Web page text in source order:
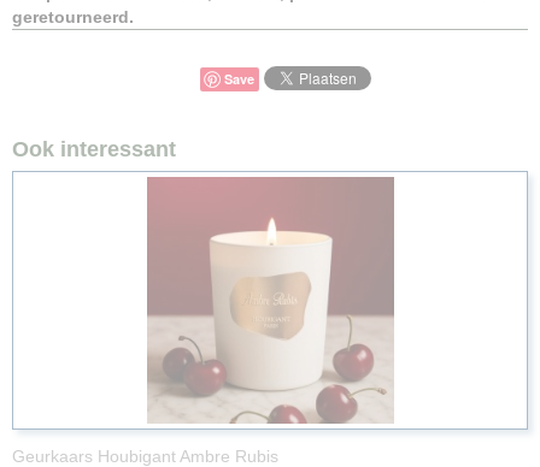
geretourneerd.
Save
Ook interessant
Geurkaars Houbigant Ambre Rubis